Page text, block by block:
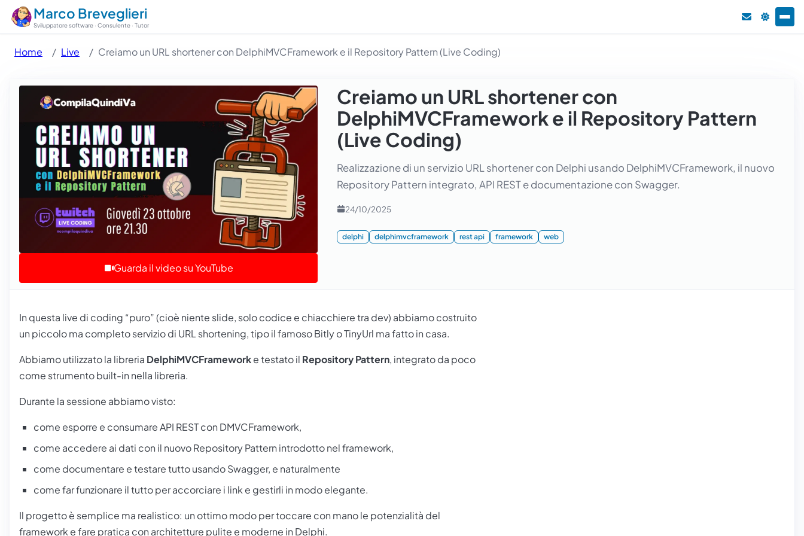
Marco Breveglieri
Sviluppatore software · Consulente · Tutor
Home Live Creiamo un URL shortener con DelphiMVCFramework e il Repository Pattern (Live Coding)
Guarda il video su YouTube
Creiamo un URL shortener con
DelphiMVCFramework e il Repository Pattern
(Live Coding)
Realizzazione di un servizio URL shortener con Delphi usando DelphiMVCFramework, il nuovo
Repository Pattern integrato, API REST e documentazione con Swagger.
24/10/2025
delphi delphimvcframework rest api framework web
In questa live di coding “puro” (cioè niente slide, solo codice e chiacchiere tra dev) abbiamo costruito
un piccolo ma completo servizio di URL shortening, tipo il famosoBitlyoTinyUrl ma fatto in casa.
Abbiamo utilizzato la libreria DelphiMVCFrameworke testato il Repository Pattern, integrato da poco
come strumento built-in nella libreria.
Durante la sessione abbiamo visto:
come esporre e consumare API REST con DMVCFramework,
come accedere ai dati con il nuovo Repository Pattern introdotto nel framework,
come documentare e testare tutto usando Swagger, e naturalmente
come far funzionare il tutto per accorciare i link e gestirli in modo elegante.
Il progetto è semplice ma realistico: un ottimo modo per toccare con mano le potenzialità del
framework e fare pratica con architetture pulite e moderne in Delphi.